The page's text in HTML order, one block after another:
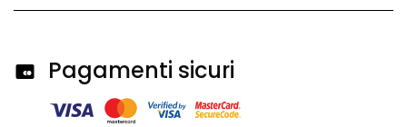
Pagamenti sicuri